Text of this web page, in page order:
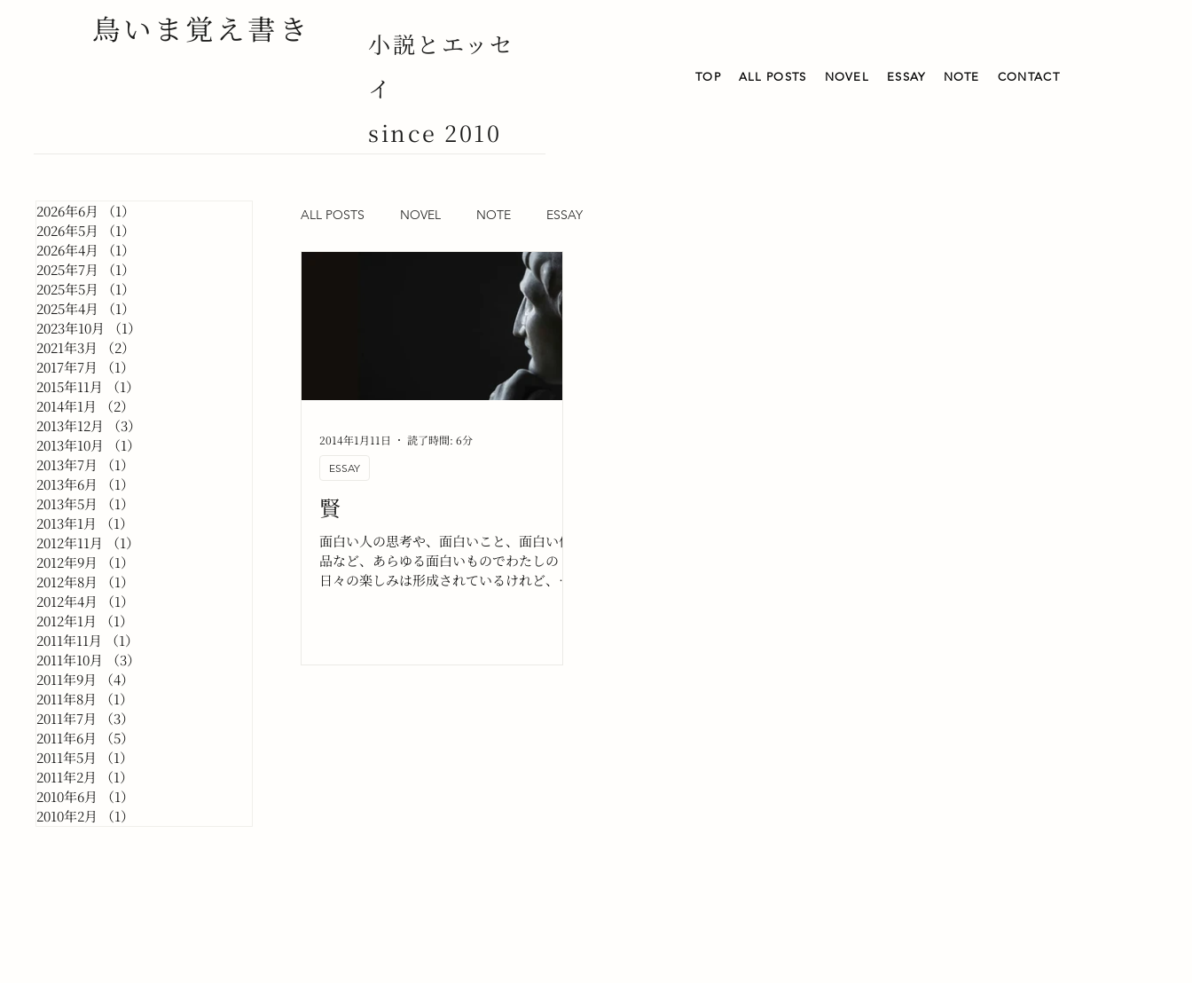
鳥いま覚え書き
小説とエッセ
イ
since 2010
TOP ALL POSTS NOVEL ESSAY NOTE CONTACT
2026年6月 （1）
2026年5月
（1）
2026年4月
（1）
2025年7月
（1）
2025年5月
（1）
2025年4月
（1）
2023年10月
（1）
2021年3月
（2）
2017年7月
（1）
2015年11月
（1）
2014年1月
（2）
2013年12月
（3）
2013年10月
（1）
2013年7月
（1）
2013年6月
（1）
2013年5月
（1）
2013年1月
（1）
2012年11月
（1）
2012年9月
（1）
2012年8月
（1）
2012年4月
（1）
2012年1月
（1）
2011年11月
（1）
2011年10月
（3）
2011年9月
（4）
2011年8月
（1）
2011年7月
（3）
2011年6月
（5）
2011年5月
（1）
2011年2月
（1）
2010年6月
（1）
2010年2月
（1）
ALL POSTS NOVEL NOTE ESSAY
賢
面白い人の思考や、面白いこと、面白い作
品など、あらゆる面白いものでわたしの
日々の楽しみは形成されているけれど、こ
ESSAY
2014年1月11日 読了時間: 6分